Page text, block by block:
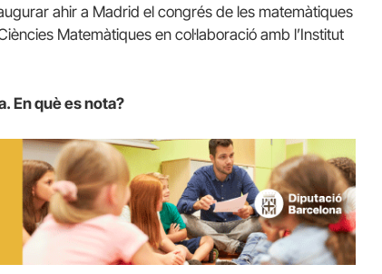
ahir a Madrid el congrés de les matemàtiques
Matemàtiques en col·laboració amb l’Institut
En què es nota?